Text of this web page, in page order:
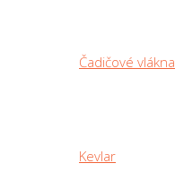
Čadičové vlákna
Kevlar